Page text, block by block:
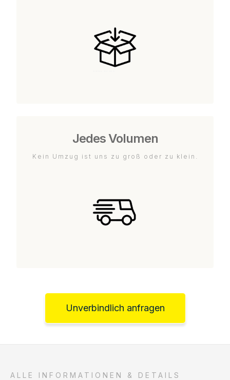
Jedes Volumen
Kein Umzug ist uns zu groß oder zu klein.
Unverbindlich anfragen
ALLE INFORMATIONEN & DETAILS